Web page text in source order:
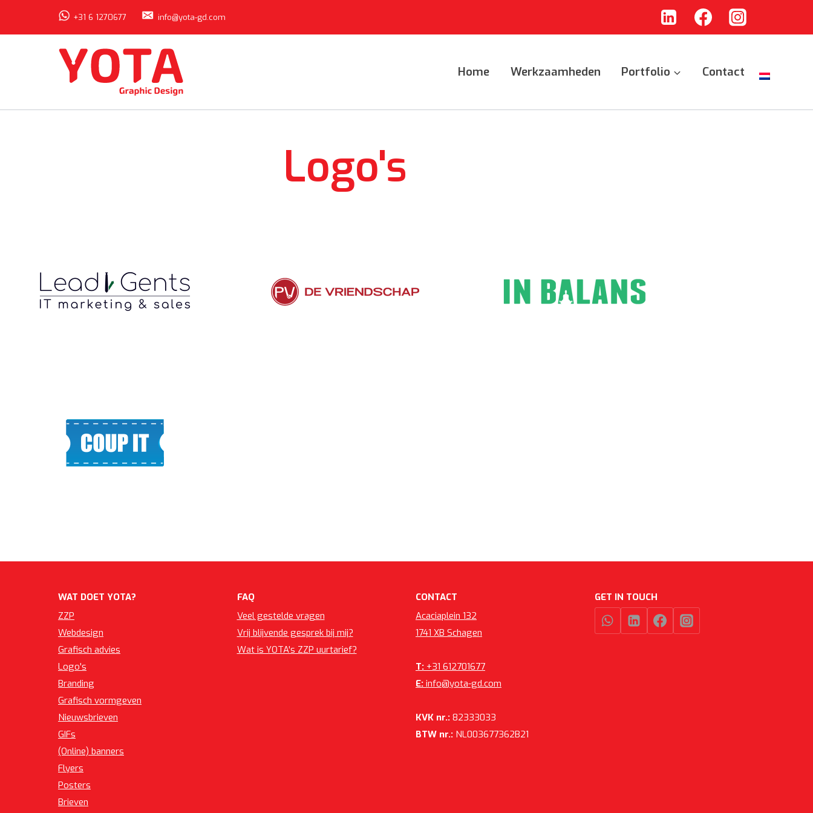
+31 6 1270677 info@yota-gd.com
Home Werkzaamheden Portfolio Contact
Logo's
WAT DOET YOTA?
ZZP
Webdesign
Grafisch advies
Logo's
Branding
Grafisch vormgeven
Nieuwsbrieven
GIFs
(Online) banners
Flyers
Posters
Brieven
FAQ
Veel gestelde vragen
Vrij blijvende gesprek bij mij?
Wat is YOTA's ZZP uurtarief?
CONTACT
Acaciaplein 132
1741 XB Schagen
T: +31 612701677
E: info@yota-gd.com
KVK nr.: 82333033
BTW nr.: NL003677362B21
GET IN TOUCH